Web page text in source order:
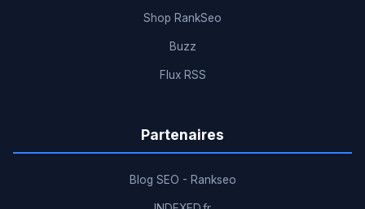
Shop RankSeo
Buzz
Flux RSS
Partenaires
Blog SEO - Rankseo